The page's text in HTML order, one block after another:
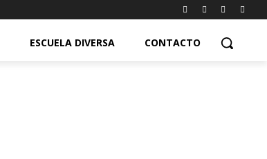
ESCUELA DIVERSA CONTACTO